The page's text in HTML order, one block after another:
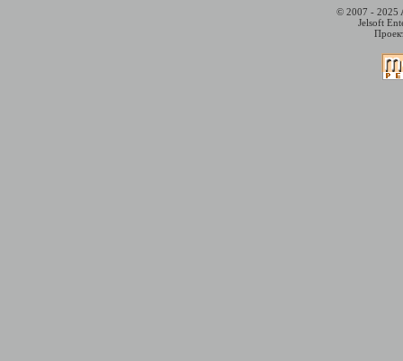
© 2007 - 2025
Jelsoft